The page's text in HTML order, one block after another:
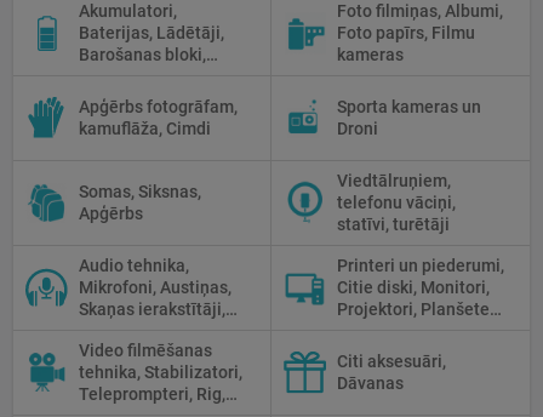
Priekšmetu galdi
Akumulatori,
Baterijas, Lādētāji,
Barošanas bloki,
Foto filmiņas, Albumi,
Foto papīrs, Filmu
kameras
Apģērbs fotogrāfam,
kamuflāža, Cimdi
Sporta kameras un
Droni
Somas, Siksnas,
Apģērbs
Viedtālruņiem,
telefonu vāciņi,
statīvi, turētāji
Audio tehnika,
Mikrofoni, Austiņas,
Skaņas ierakstītāji,
Printeri un piederumi,
Citie diski, Monitori,
Projektori, Planšetes,
Video filmēšanas
tehnika, Stabilizatori,
Teleprompteri, Rig,
Citi aksesuāri,
Dāvanas